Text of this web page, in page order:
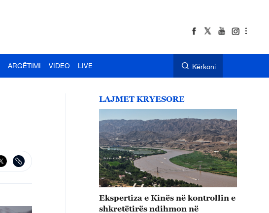
ARGËTIMI VIDEO LIVE Kërkoni
LAJMET KRYESORE
Ekspertiza e Kinës në kontrollin e
shkretëtirës ndihmon në